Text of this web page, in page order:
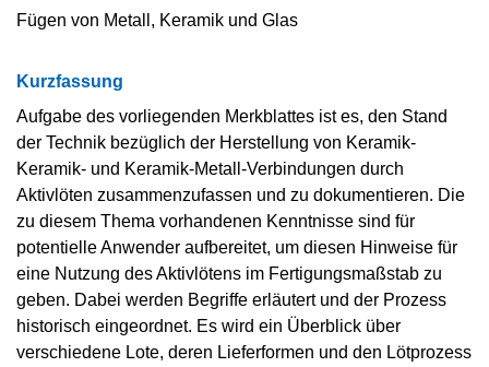
Fügen von Metall, Keramik und Glas
Kurzfassung
Aufgabe des vorliegenden Merkblattes ist es, den Stand
der Technik bezüglich der Herstellung von Keramik-
Keramik- und Keramik-Metall-Verbindungen durch
Aktivlöten zusammenzufassen und zu dokumentieren. Die
zu diesem Thema vorhandenen Kenntnisse sind für
potentielle Anwender aufbereitet, um diesen Hinweise für
eine Nutzung des Aktivlötens im Fertigungsmaßstab zu
geben. Dabei werden Begriffe erläutert und der Prozess
historisch eingeordnet. Es wird ein Überblick über
verschiedene Lote, deren Lieferformen und den Lötprozess